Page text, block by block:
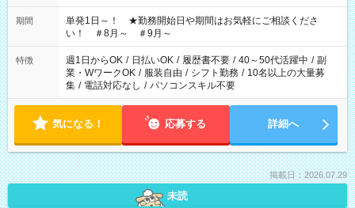
ださい！
期間
単発1日～！ ★勤務開始日や期間はお気軽にご相談くださ
い！ ＃8月～ ＃9月～
特徴 週1日からOK / 日払いOK / 履歴書不要 / 40～50代活躍中 / 副
業・WワークOK / 服装自由 / シフト勤務 / 10名以上の大量募
集 / 電話対応なし / パソコンスキル不要
気になる！ 応募する 詳細へ
掲載日：2026.07.29
未読